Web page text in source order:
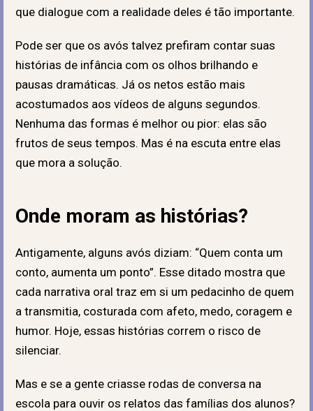
que dialogue com a realidade deles é tão importante.
Pode ser que os avós talvez prefiram contar suas
histórias de infância com os olhos brilhando e
pausas dramáticas. Já os netos estão mais
acostumados aos vídeos de alguns segundos.
Nenhuma das formas é melhor ou pior: elas são
frutos de seus tempos. Mas é na escuta entre elas
que mora a solução.
Onde moram as histórias?
Antigamente, alguns avós diziam: “Quem conta um
conto, aumenta um ponto”. Esse ditado mostra que
cada narrativa oral traz em si um pedacinho de quem
a transmitia, costurada com afeto, medo, coragem e
humor. Hoje, essas histórias correm o risco de
silenciar.
Mas e se a gente criasse rodas de conversa na
escola para ouvir os relatos das famílias dos alunos?